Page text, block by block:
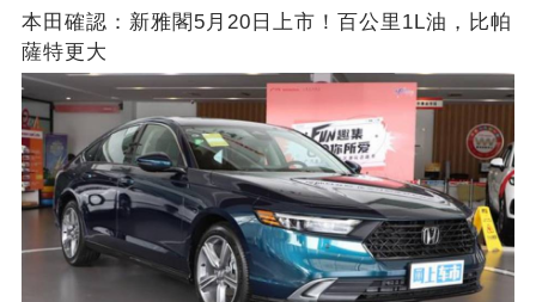
本田確認：新雅閣5月20日上市！百公里1L油，比帕
薩特更大